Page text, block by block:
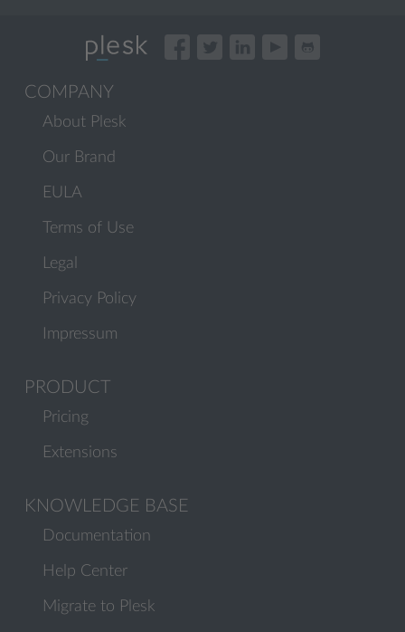
COMPANY
About Plesk
Our Brand
EULA
Terms of Use
Legal
Privacy Policy
Impressum
PRODUCT
Pricing
Extensions
KNOWLEDGE BASE
Documentation
Help Center
Migrate to Plesk